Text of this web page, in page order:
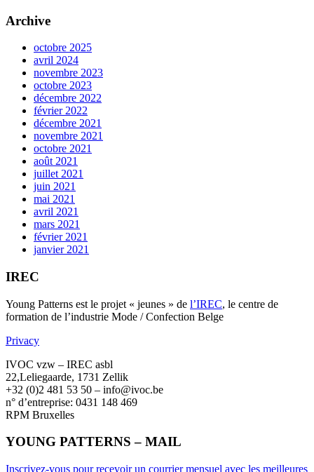
Archive
octobre 2025
avril 2024
novembre 2023
octobre 2023
décembre 2022
février 2022
décembre 2021
novembre 2021
octobre 2021
août 2021
juillet 2021
juin 2021
mai 2021
avril 2021
mars 2021
février 2021
janvier 2021
IREC
Young Patterns est le projet « jeunes » de l’IREC, le centre de
formation de l’industrie Mode / Confection Belge
Privacy
IVOC vzw – IREC asbl
22,Leliegaarde, 1731 Zellik
+32 (0)2 481 53 50 – info@ivoc.be
n° d’entreprise: 0431 148 469
RPM Bruxelles
YOUNG PATTERNS – MAIL
Inscrivez-vous pour recevoir un courrier mensuel avec les meilleures